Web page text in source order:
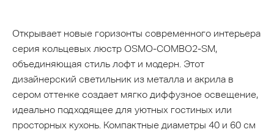
Открывает новые горизонты современного интерьера
серия кольцевых люстр OSMO-COMBO2-SM,
объединяющая стиль лофт и модерн. Этот
дизайнерский светильник из металла и акрила в
сером оттенке создает мягко диффузное освещение,
идеально подходящее для уютных гостиных или
просторных кухонь. Компактные диаметры 40 и 60 см